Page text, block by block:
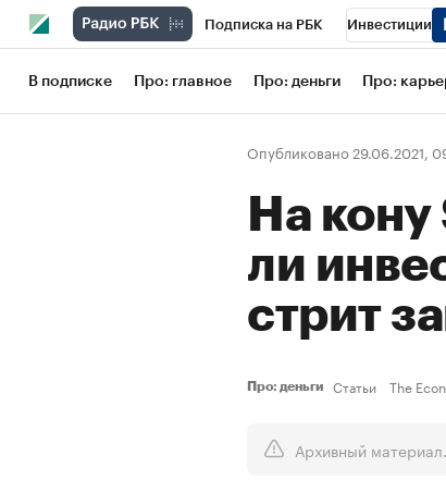
Подписка на РБК Инвестиции
Школа управления РБК РБК
Рынок наличной валюты
В подписке Про: главное Про: деньги Про:
Опубликовано 29.06.2021,
На
ли
стрит
Про: деньги Статьи The
Архивный